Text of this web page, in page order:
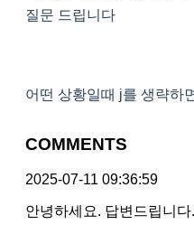
질문 드립니다
어떤 상황일때 j를 생략하
COMMENTS
2025-07-11 09:36:59
안녕하세요. 답변드립니다.